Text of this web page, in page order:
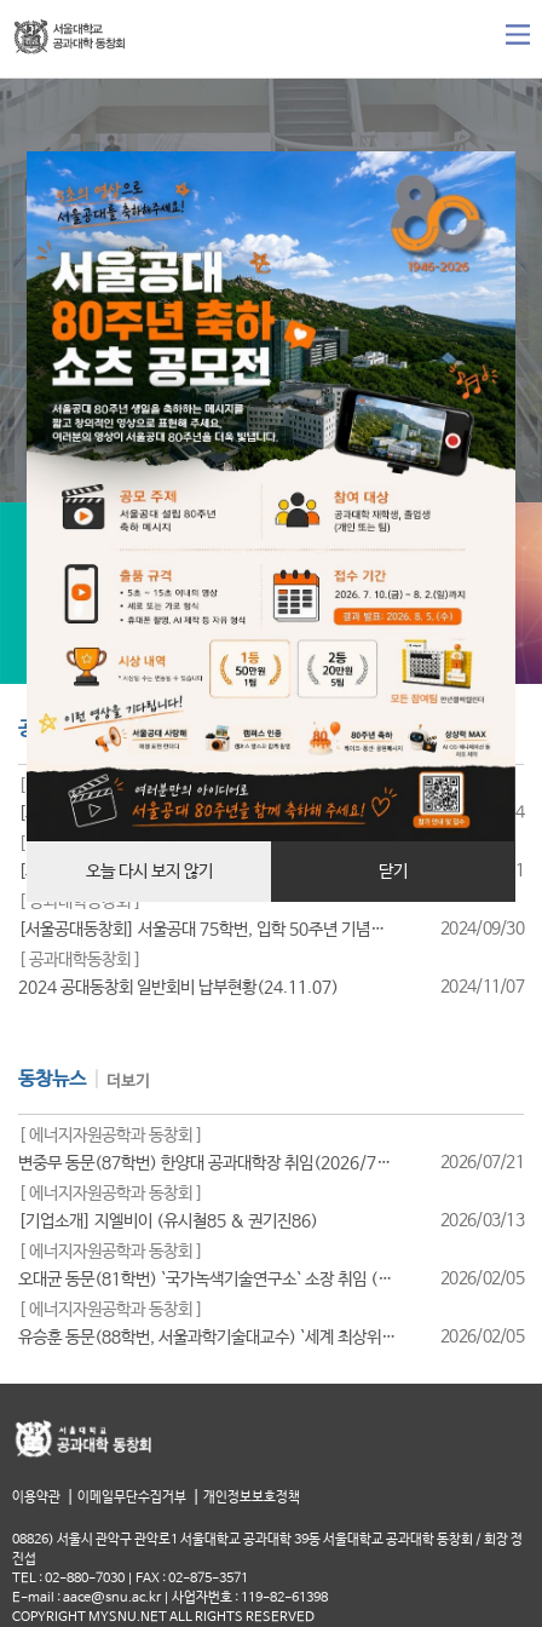
오늘 다시 보지 않기 닫기
공지사항 더보기
[ 공과대학동창회 ]
[서울공대동창회] 서울공대 85학번, 입학 40주년 기념행사 성료
2025/07/24
[ 공과대학동창회 ]
[서울공대동창회] 서울공대 95학번, 입학 30주년 기념행사 성료
2025/07/11
[ 공과대학동창회 ]
[서울공대동창회] 서울공대 75학번, 입학 50주년 기념행사 성료
2024/09/30
[ 공과대학동창회 ]
2024 공대동창회 일반회비 납부현황(24.11.07)
2024/11/07
동창뉴스 더보기
[ 에너지자원공학과 동창회 ]
변중무 동문(87학번) 한양대 공과대학장 취임(2026/7/1일자)
2026/07/21
[ 에너지자원공학과 동창회 ]
[기업소개] 지엘비이 (유시철85 & 권기진86)
2026/03/13
[ 에너지자원공학과 동창회 ]
오대균 동문(81학번) `국가녹색기술연구소` 소장 취임 (2026/2월)
2026/02/05
[ 에너지자원공학과 동창회 ]
유승훈 동문(88학번, 서울과학기술대교수) `세계 최상위 연구자 2025` 등재
2026/02/05
이용약관 이메일무단수집거부 개인정보보호정책
08826) 서울시 관악구 관악로1 서울대학교 공과대학 39동 서울대학교 공과대학 동창회 / 회장 정
진섭
TEL : 02-880-7030 | FAX : 02-875-3571
E-mail : aace@snu.ac.kr | 사업자번호 : 119-82-61398
COPYRIGHT MYSNU.NET ALL RIGHTS RESERVED